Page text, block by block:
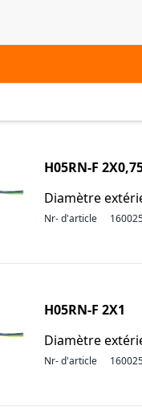
H05RN-F
Diamètre
Nr- d'article
H05RN-F 2X1
Diamètre
Nr- d'article